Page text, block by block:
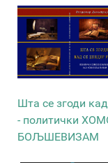
Шта се згоди
- политички
БОЉШЕВИЗАМ